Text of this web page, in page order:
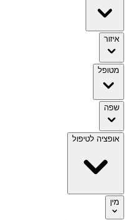
איזור
מטופל
שפה
אופציה לטיפול
מין